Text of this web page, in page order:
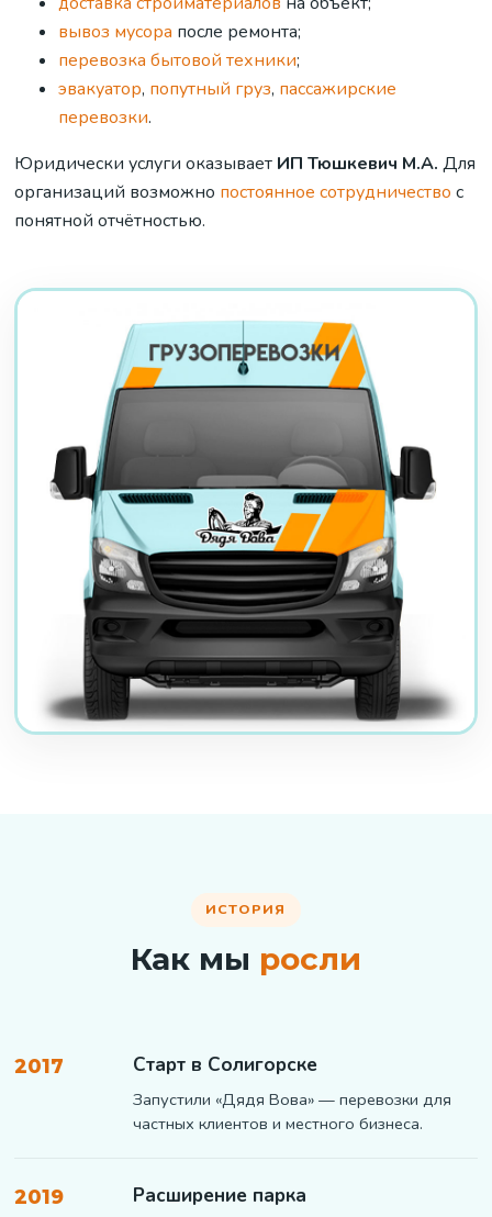
вывоз мусора после ремонта;
перевозка бытовой техники;
эвакуатор, попутный груз, пассажирские
перевозки.
Юридически услуги оказывает ИП Тюшкевич М.А. Для
организаций возможно постоянное сотрудничество с
понятной отчётностью.
ИСТОРИЯ
Как мы росли
2017 Старт в Солигорске
Запустили «Дядя Вова» — перевозки для
частных клиентов и местного бизнеса.
2019 Расширение парка